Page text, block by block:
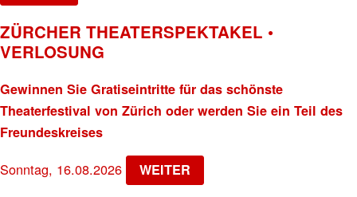
ZÜRCHER THEATERSPEKTAKEL •
VERLOSUNG
Gewinnen Sie Gratiseintritte für das schönste
Theaterfestival von Zürich oder werden Sie ein Teil des
Freundeskreises
Sonntag, 16.08.2026 WEITER